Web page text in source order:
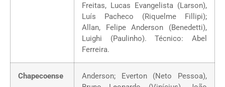
Freitas, Lucas Evangelista (Larson),
Luís Pacheco (Riquelme Fillipi);
Allan, Felipe Anderson (Benedetti),
Luighi (Paulinho). Técnico: Abel
Ferreira.
Chapecoense
Anderson; Everton (Neto Pessoa),